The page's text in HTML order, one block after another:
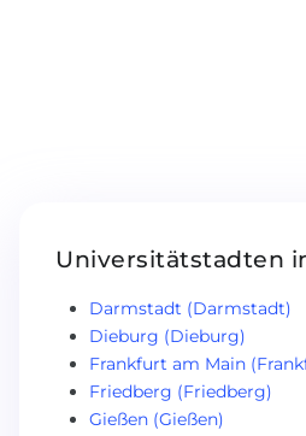
Universitätstadten
Darmstadt (Darmstadt)
Dieburg (Dieburg)
Frankfurt am Main
Friedberg (Friedberg)
Gießen (Gießen)